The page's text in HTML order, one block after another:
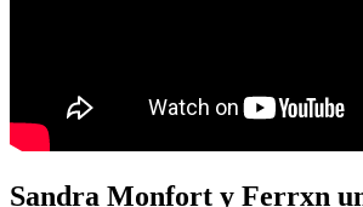
Sandra Monfort y Ferrxn